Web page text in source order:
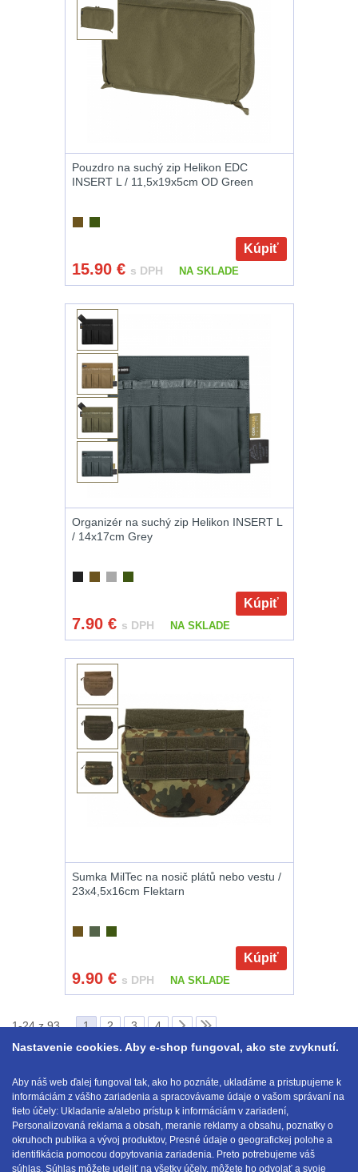
Pouzdro na suchý zip Helikon EDC
INSERT L / 11,5x19x5cm OD Green
Kúpiť
15.90 € s DPH NA SKLADE
Organizér na suchý zip Helikon INSERT L
/ 14x17cm Grey
Kúpiť
7.90 € s DPH NA SKLADE
Sumka MilTec na nosič plátů nebo vestu /
23x4,5x16cm Flektarn
Kúpiť
9.90 € s DPH NA SKLADE
1-24 z 93 1 2 3 4
Zobraziť podľa
24 ďalších ...
E-mail:obchod@anod.sk
Nastavenie cookies. Aby e-shop fungoval, ako ste zvyknutí.
Aby náš web ďalej fungoval tak, ako ho poznáte, ukladáme a pristupujeme k
informáciám z vášho zariadenia a spracovávame údaje o vašom správaní na
tieto účely: Ukladanie a/alebo prístup k informáciám v zariadení,
Personalizovaná reklama a obsah, meranie reklamy a obsahu, poznatky o
okruhoch publika a vývoj produktov, Presné údaje o geografickej polohe a
identifikácia pomocou dopytovania zariadenia. Preto potrebujeme váš
súhlas. Súhlas môžete udeliť na všetky účely, môžete ho odvolať a svoje